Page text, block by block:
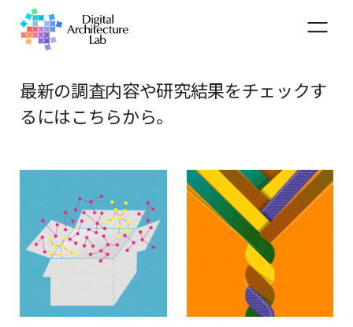
最新の調査内容や研究結果をチェックす
るにはこちらから。